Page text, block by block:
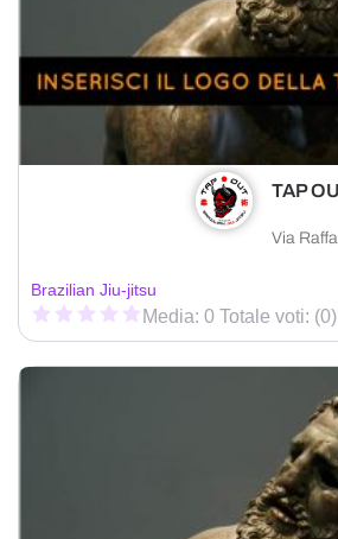
Brazilian Jiu-jitsu
Media: 0 Totale voti: (0)